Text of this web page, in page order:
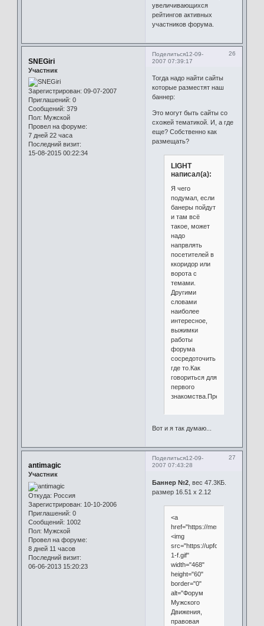
увеличивающихся
рейтингов активных
участников форума.
Поделиться 26
12-09-
2007 07:39:17
SNEGiri
Участник
Зарегистрирован: 09-07-2007
Приглашений: 0
Сообщений: 379
Пол: Мужской
Провел на форуме:
7 дней 22 часа
Последний визит:
15-08-2015 00:22:34
Тогда надо найти сайты
которые разместят наш
баннер:
Это могут быть сайты со
схожей тематикой. И, а где
еще? Собственно как
размещать?
LIGHT
написал(а):
Я чего
подумал, если
банеры пойдут
и там всё
такое, может
надо
напрвлять
посетителей в
ккоридор или
ворота с
темами.
Другими
словами
наиболее
интересное,
выжимки
работы
форума
сосредоточить
где то.Как
говориться для
первого
знакомства.Предметно.
Вот и я так думаю...
Поделиться 27
12-09-
2007 07:43:28
antimagic
Участник
Откуда: Россия
Зарегистрирован: 10-10-2006
Приглашений: 0
Сообщений: 1002
Пол: Мужской
Провел на форуме:
8 дней 11 часов
Последний визит:
06-06-2013 15:20:23
Баннер №2, вес 47.3КБ.
размер 16.51 x 2.12
<a
href="https://
<img
src="https://upforme.ru/
1-f.gif"
width="468"
height="60"
border="0"
alt="Форум
Мужского
Движения,
правовая